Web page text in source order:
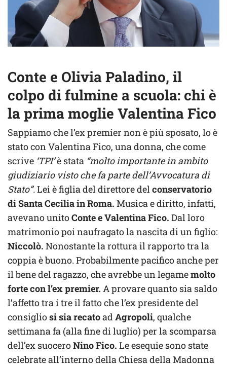
Conte e Olivia Paladino, il
colpo di fulmine a scuola: chi è
la prima moglie Valentina Fico
Sappiamo che l’ex premier non è più sposato, lo è
stato con Valentina Fico, una donna, che come
scrive ‘TPI’è stata “molto importante in ambito
giudiziario visto che fa parte dell’Avvocatura di
Stato”.Lei è figlia del direttore del conservatorio
di Santa Cecilia in Roma. Musica e diritto, infatti,
avevano unitoConte e Valentina Fico. Dal loro
matrimonio poi naufragato la nascita di un figlio:
Niccolò. Nonostante la rottura il rapporto tra la
coppia è buono. Probabilmente pacifico anche per
il bene del ragazzo, che avrebbe un legamemolto
forte con l’ex premier. A provare quanto sia saldo
l’affetto tra i tre il fatto che l’ex presidente del
consigliosi sia recatoad Agropoli, qualche
settimana fa (alla fine di luglio) per la scomparsa
dell’ex suoceroNino Fico. Le esequie sono state
celebrate all’interno della Chiesa della Madonna